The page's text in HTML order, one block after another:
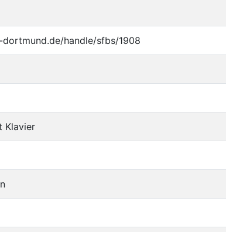
handle/sfbs/1908
Klavier